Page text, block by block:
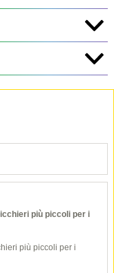
più piccoli per i
più piccoli per i